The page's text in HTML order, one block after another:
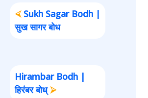
⮘Sukh Sagar Bodh |
सुख सागर बोध
Hirambar Bodh |
हिरंबर बोध्⮚